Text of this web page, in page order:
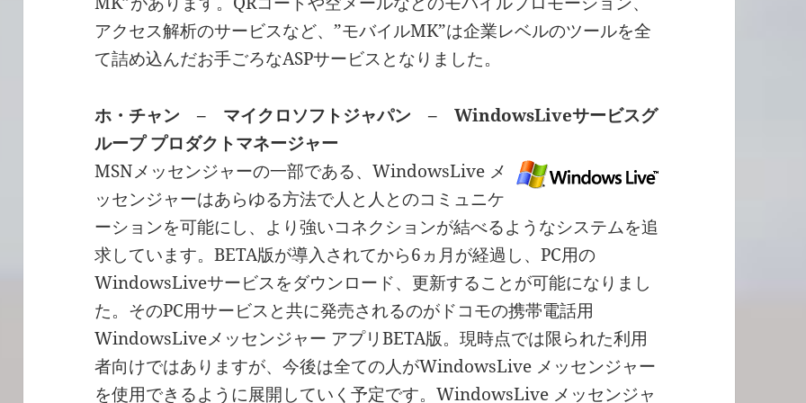
アクセス解析のサービスなど、”モバイルMK”は企業レベルのツールを全
て詰め込んだお手ごろなASPサービスとなりました。
ホ・チャン – マイクロソフトジャパン – WindowsLiveサービスグ
ループ プロダクトマネージャー
MSNメッセンジャーの一部である、WindowsLive メ
ッセンジャーはあらゆる方法で人と人とのコミュニケ
ーションを可能にし、より強いコネクションが結べるようなシステムを追
求しています。BETA版が導入されてから6ヵ月が経過し、PC用の
WindowsLiveサービスをダウンロード、更新することが可能になりまし
た。そのPC用サービスと共に発売されるのがドコモの携帯電話用
WindowsLiveメッセンジャー アプリBETA版。現時点では限られた利用
者向けではありますが、今後は全ての人がWindowsLive メッセンジャー
を使用できるように展開していく予定です。WindowsLive メッセンジャ